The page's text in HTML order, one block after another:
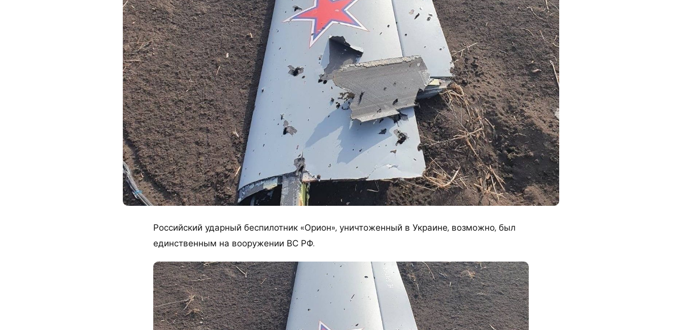
Российский ударный беспилотник «Орион», уничтоженный в Украине, возможно, был
единственным на вооружении ВС РФ.